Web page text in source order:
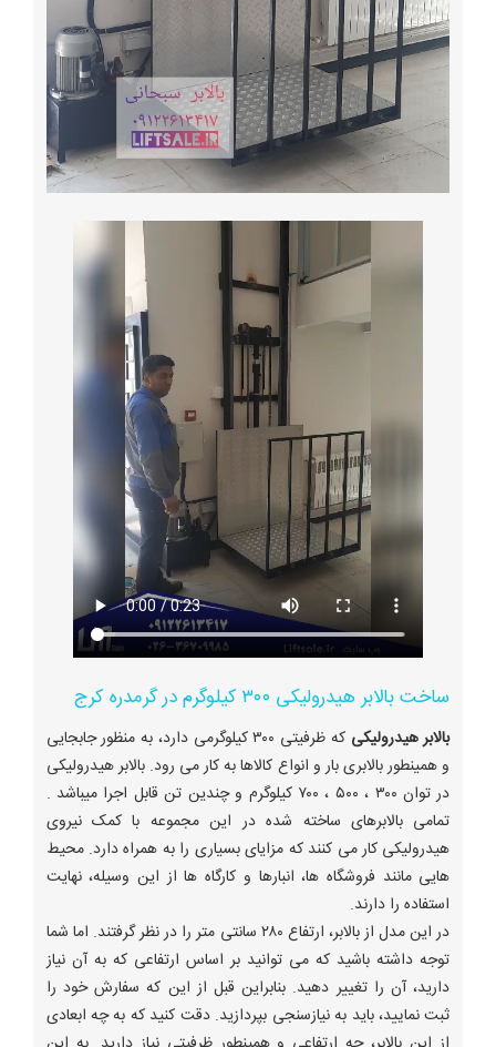
ساخت بالابر هیدرولیکی ۳۰۰ کیلوگرم در گرمدره کرج
بالابر هیدرولیکی
که ظرفیتی ۳۰۰ کیلوگرمی دارد، به منظور جابجایی
و همینطور بالابری بار و انواع کالاها به کار می رود. بالابر هیدرولیکی
در توان ۳۰۰ ، ۵۰۰ ، ۷۰۰ کیلوگرم و چندین تن قابل اجرا میباشد .
تمامی بالابرهای ساخته شده در این مجموعه با کمک نیروی
هیدرولیکی کار می کنند که مزایای بسیاری را به همراه دارد. محیط
هایی مانند فروشگاه ها، انبارها و کارگاه ها از این وسیله، نهایت
استفاده را دارند.
در این مدل از بالابر، ارتفاع ۲۸۰ سانتی متر را در نظر گرفتند. اما شما
توجه داشته باشید که می توانید بر اساس ارتفاعی که به آن نیاز
دارید، آن را تغییر دهید. بنابراین قبل از این که سفارش خود را
ثبت نمایید، باید به نیازسنجی بپردازید. دقت کنید که به چه ابعادی